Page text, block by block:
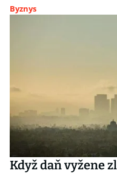
Byznys
Když daň vyžene